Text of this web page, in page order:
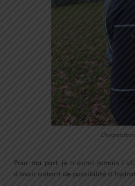
Pour ma part je n’aurai jamais
d’avoir autant de possibilité